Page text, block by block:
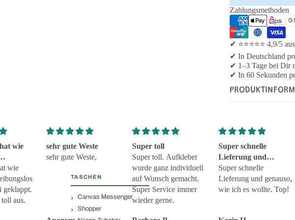
TASCHEN
Canvas Messenger
Shopper
Zahlungsmethoden
✔ ⭐⭐⭐⭐⭐ 4,9/5
✔ In Deutschland
✔ 1–3 Tage bei Dir
✔ In 60 Sekunden
wie
wie
geklappt.
aus.
sehr gute Weste
sehr gute Weste,
Super toll
Super toll. Aufkleber
wurde ganz individuell
auf Wunsch gemacht.
Super Service immer
wieder gerne.
Super schnelle
Lieferung und
genauso
Super schnelle
Lieferung und genauso,
wie ich es wollte. Top!